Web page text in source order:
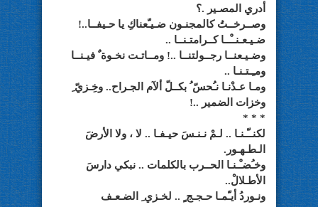
أدري المصـير .؟
وصــرخــتُ كالمجنـون ضـيـّعناكِ يا حـيفــا..!
ضـيـعـنــْــا كــرامتـنــا ..
وضـيـعنــا رجــولتنــا ..! ومــاتـت نخـوة ٌ فيـنــا
ومـِـتـنـا ..
ومـا عـدْنـا نـُحسّ ُ بكــلّ ألآم الجـراح.. وخِـزيّ ِ
وخزات الضمير ..!
* * *
لكنــّـنـا .. لـمْ نـنـسَ حيـفـا .. لا ، ولا الأرضَ
الـطـهـور.
وخـُضـْـنـا الحــرب بالكلمات .. نبكي دارسَ
الأطـلالْ..
ونـوردُ أيـّمـا حـجـج ٍ .. لخـزي ِ الضـعـف